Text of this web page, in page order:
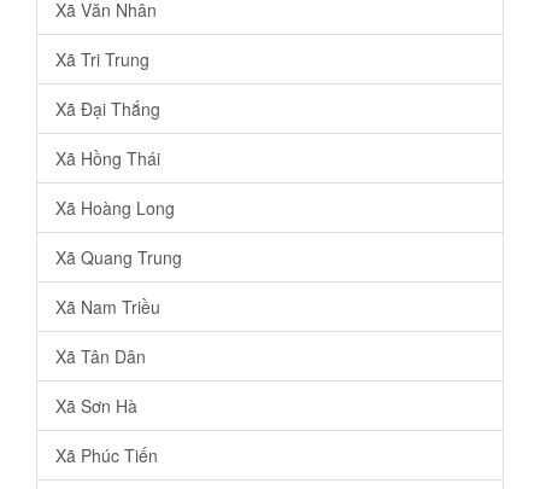
Xã Văn Nhân
Xã Tri Trung
Xã Đại Thắng
Xã Hồng Thái
Xã Hoàng Long
Xã Quang Trung
Xã Nam Triều
Xã Tân Dân
Xã Sơn Hà
Xã Phúc Tiến